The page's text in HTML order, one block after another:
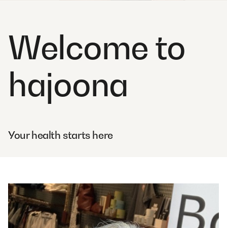
Welcome to
hajoona
Your health starts here